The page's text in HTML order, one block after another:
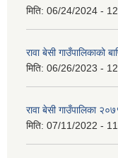
मिति: 06/24/2024 -
रावा बेसी गाउँपालिकाको
मिति: 06/26/2023 -
रावा बेसी गाउँपालिका
मिति: 07/11/2022 -